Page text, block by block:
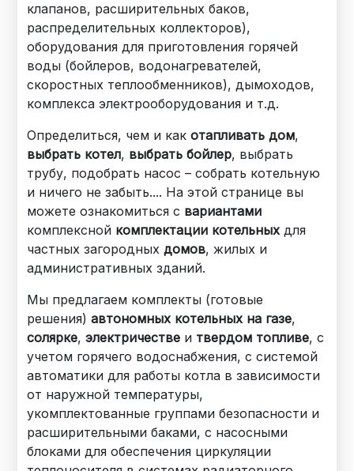
клапанов, расширительных баков,
распределительных коллекторов),
оборудования для приготовления горячей
воды (бойлеров, водонагревателей,
скоростных теплообменников), дымоходов,
комплекса электрооборудования и т.д.
Определиться, чем и какотапливать дом,
выбрать котел, выбрать бойлер, выбрать
трубу, подобрать насос – собрать котельную
и ничего не забыть.... На этой странице вы
можете ознакомиться с вариантами
комплексной комплектации котельных для
частных загородныхдомов, жилых и
административных зданий.
Мы предлагаем комплекты (готовые
решения)автономных котельных на газе,
солярке,электричестве и твердом топливе, с
учетом горячего водоснабжения, с системой
автоматики для работы котла в зависимости
от наружной температуры,
укомплектованные группами безопасности и
расширительными баками, с насосными
блоками для обеспечения циркуляции